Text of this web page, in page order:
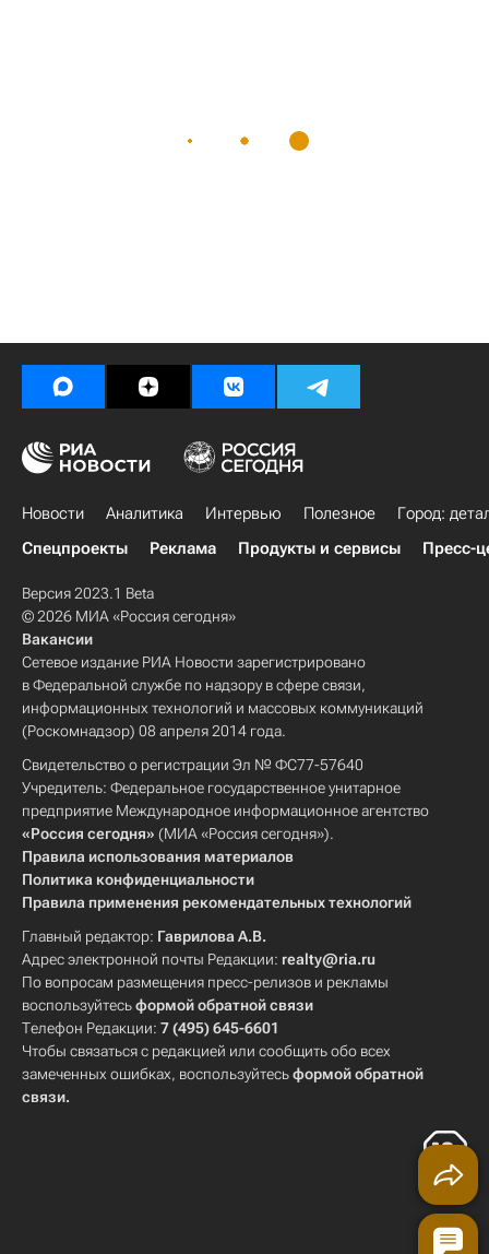
Новости Аналитика Интервью Полезное
Город:
Спецпроекты
Реклама Продукты и сервисы Пресс-
Версия 2023.1 Beta
© 2026 МИА «Россия сегодня»
Вакансии
Сетевое издание РИА Новости зарегистрировано
в Федеральной службе по надзору в сфере связи,
информационных технологий и массовых коммуникаций
(Роскомнадзор) 08 апреля 2014 года.
Свидетельство о регистрации Эл № ФС77-57640
Учредитель: Федеральное государственное унитарное
предприятие Международное информационное агентство
«Россия сегодня» (МИА «Россия сегодня»).
Правила использования материалов
Политика конфиденциальности
Правила применения рекомендательных технологий
Главный редактор: Гаврилова А.В.
Адрес электронной почты Редакции: realty@ria.ru
По вопросам размещения пресс-релизов и рекламы
воспользуйтесьформой обратной связи
Телефон Редакции: 7 (495) 645-6601
Чтобы связаться с редакцией или сообщить обо всех
замеченных ошибках, воспользуйтесьформой обратной
связи.